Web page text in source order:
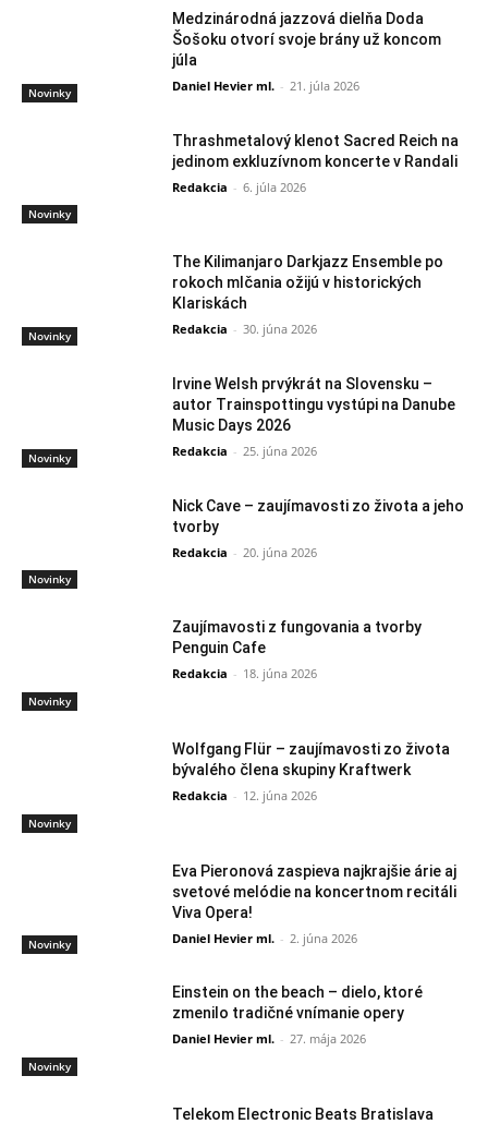
Novinky
Medzinárodná jazzová dielňa Doda
Šošoku otvorí svoje brány už koncom
júla
Daniel Hevier ml. - 21. júla 2026
Novinky
Thrashmetalový klenot Sacred Reich na
jedinom exkluzívnom koncerte v Randali
Redakcia - 6. júla 2026
Novinky
The Kilimanjaro Darkjazz Ensemble po
rokoch mlčania ožijú v historických
Klariskách
Redakcia - 30. júna 2026
Novinky
Irvine Welsh prvýkrát na Slovensku –
autor Trainspottingu vystúpi na Danube
Music Days 2026
Redakcia - 25. júna 2026
Novinky
Nick Cave – zaujímavosti zo života a jeho
tvorby
Redakcia - 20. júna 2026
Novinky
Zaujímavosti z fungovania a tvorby
Penguin Cafe
Redakcia - 18. júna 2026
Novinky
Wolfgang Flür – zaujímavosti zo života
bývalého člena skupiny Kraftwerk
Redakcia - 12. júna 2026
Novinky
Eva Pieronová zaspieva najkrajšie árie aj
svetové melódie na koncertnom recitáli
Viva Opera!
Daniel Hevier ml. - 2. júna 2026
Novinky
Einstein on the beach – dielo, ktoré
zmenilo tradičné vnímanie opery
Daniel Hevier ml. - 27. mája 2026
Telekom Electronic Beats Bratislava